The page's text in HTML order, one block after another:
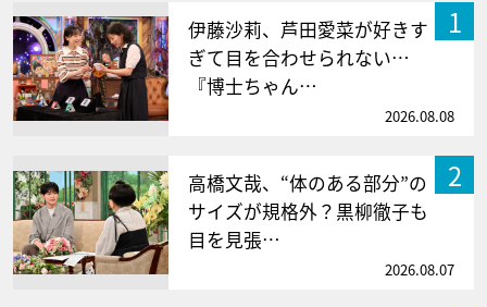
1
伊藤沙莉、芦田愛菜が好きす
ぎて目を合わせられない…
『博士ちゃん…
2026.08.08
2
高橋文哉、“体のある部分”の
サイズが規格外？黒柳徹子も
目を見張…
2026.08.07